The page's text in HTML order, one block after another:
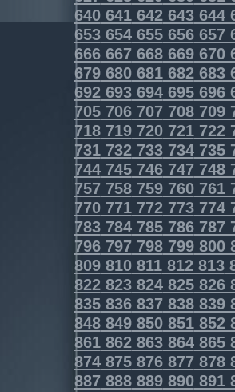
640641642643644
653654655656657
666667668669670
679680681682683
692693694695696
705706707708709
718719720721722
731732733734735
744745746747748
757758759760761
770771772773774
783784785786787
796797798799800
809810811812813
822823824825826
835836837838839
848849850851852
861862863864865
874875876877878
887888889890891